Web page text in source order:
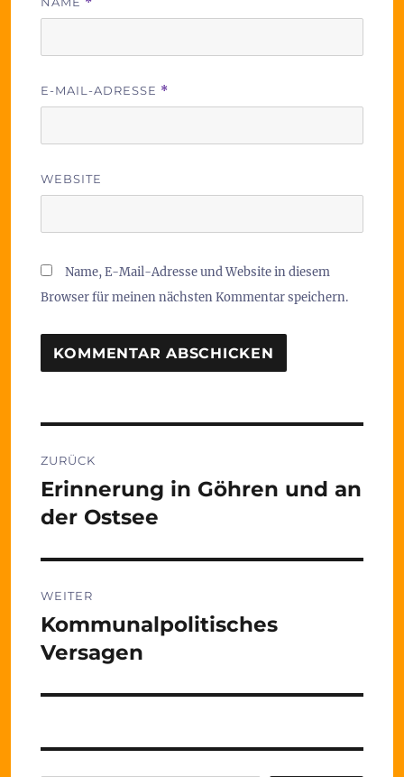
E-MAIL-ADRESSE *
WEBSITE
Name, E-Mail-Adresse und Website in diesem
Browser für meinen nächsten Kommentar speichern.
ZURÜCK
Vorheriger
Beitrag:
Erinnerung in Göhren und an
der Ostsee
WEITER
Nächster
Beitrag:
Kommunalpolitisches
Versagen